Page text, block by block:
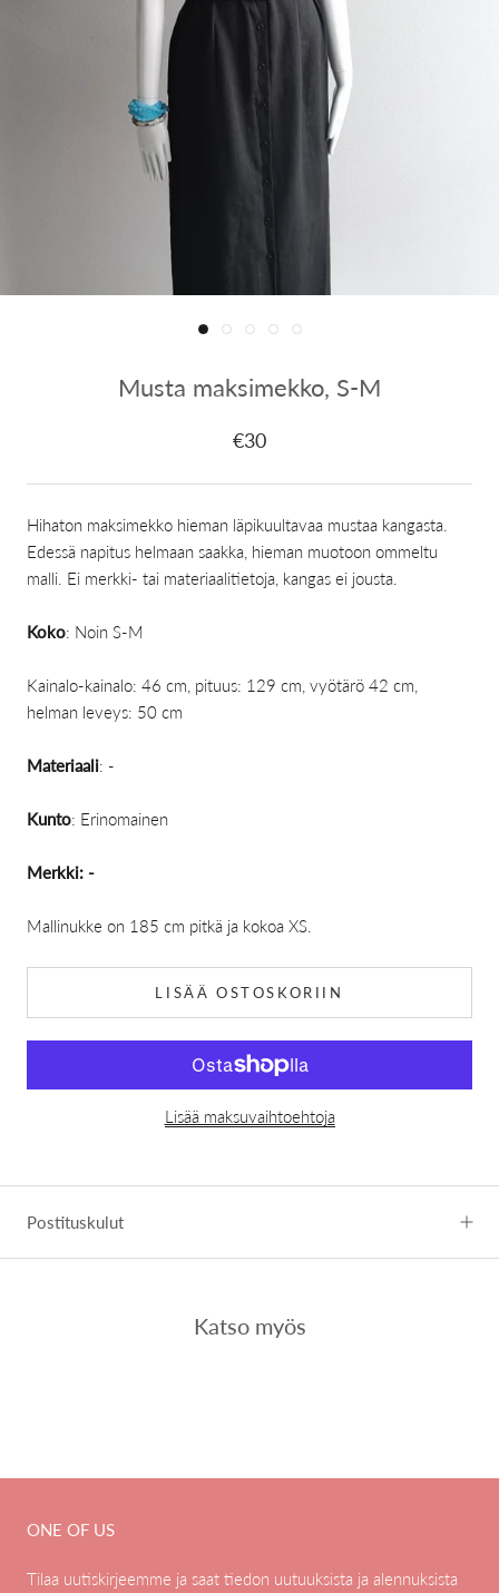
Musta maksimekko, S-M
€30
Hihaton maksimekko hieman läpikuultavaa mustaa kangasta.
Edessä napitus helmaan saakka, hieman muotoon ommeltu
malli. Ei merkki- tai materiaalitietoja, kangas ei jousta.
Koko: Noin S-M
Kainalo-kainalo: 46 cm, pituus: 129 cm, vyötärö 42 cm,
helman leveys: 50 cm
Materiaali: -
Kunto: Erinomainen
Merkki: -
Mallinukke on 185 cm pitkä ja kokoa XS.
LISÄÄ OSTOSKORIIN
Lisää maksuvaihtoehtoja
Postituskulut
Katso myös
ONE OF US
Tilaa uutiskirjeemme ja saat tiedon uutuuksista ja alennuksista